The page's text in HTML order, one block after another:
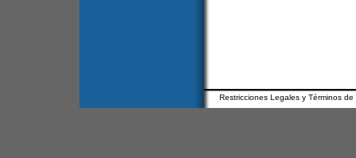
Restricciones Legales y Términos de